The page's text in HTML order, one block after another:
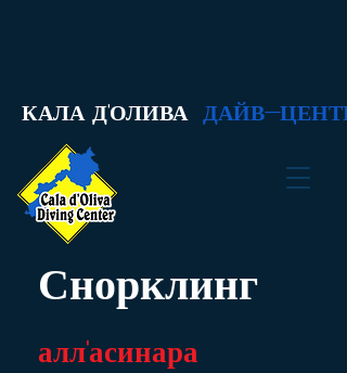
КАЛА Д'ОЛИВА ДАЙВ-ЦЕНТР
Снорклинг
алл'асинара